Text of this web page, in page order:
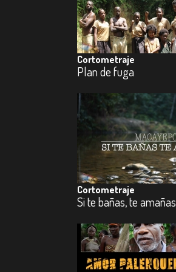
Cortometraje
Plan de fuga
Cortometraje
Si te bañas, te amañas